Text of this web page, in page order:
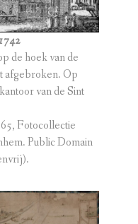
de hoek van de
afgebroken. Op
van de Sint
Fotocollectie
Public Domain